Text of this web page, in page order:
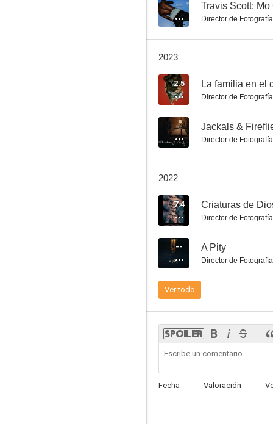
--
--
-- Travis Scott:
Director de Fotografía
2023
2.5 La familia en el
Director de Fotografía
-- Jackals &
Director de Fotografía
2022
7.4 Criaturas de
Director de Fotografía
-- A Pity
Director de Fotografía
Ver todo
Fecha Valoración